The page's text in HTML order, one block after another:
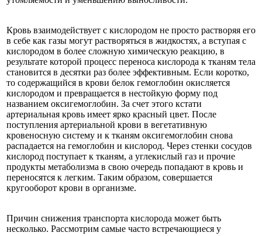
Кровь взаимодействует с кислородом не просто растворяя его
в себе как газы могут растворяться в жидкостях, а вступая с
кислородом в более сложную химическую реакцию, в
результате которой процесс переноса кислорода к тканям тела
становится в десятки раз более эффективным. Если коротко,
то содержащийся в крови белок гемоглобин окисляется
кислородом и превращается в нестойкую форму под
названием оксигемоглобин. За счет этого кстати
артериальная кровь имеет ярко красный цвет. После
поступления артериальной крови в вегетативную
кровеносную систему и к тканям оксигемоглобин снова
распадается на гемоглобин и кислород. Через стенки сосудов
кислород поступает к тканям, а углекислый газ и прочие
продукты метаболизма в свою очередь попадают в кровь и
переносятся к легким. Таким образом, совершается
кругооборот крови в организме.
Причин снижения транспорта кислорода может быть
несколько. Рассмотрим самые часто встречающиеся у